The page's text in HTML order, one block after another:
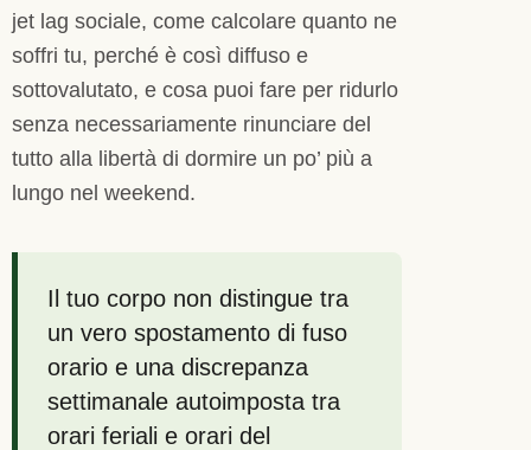
jet lag sociale, come calcolare quanto ne
soffri tu, perché è così diffuso e
sottovalutato, e cosa puoi fare per ridurlo
senza necessariamente rinunciare del
tutto alla libertà di dormire un po’ più a
lungo nel weekend.
Il tuo corpo non distingue tra
un vero spostamento di fuso
orario e una discrepanza
settimanale autoimposta tra
orari feriali e orari del